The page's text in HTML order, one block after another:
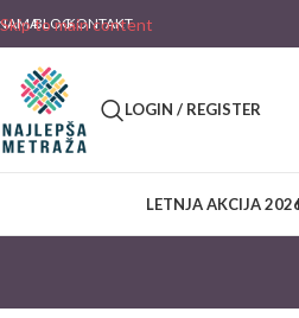
Skip to main content
BLOGKONTAKT
LOGIN / REGISTER
LETNJA AKCIJA